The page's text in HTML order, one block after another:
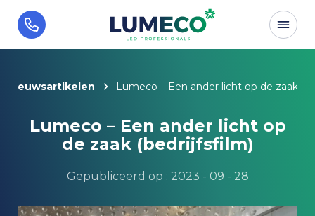
Nieuwsartikelen Lumeco – Een ander licht op de zaak
Lumeco – Een ander licht op
de zaak (bedrijfsfilm)
Gepubliceerd op : 2023 - 09 - 28